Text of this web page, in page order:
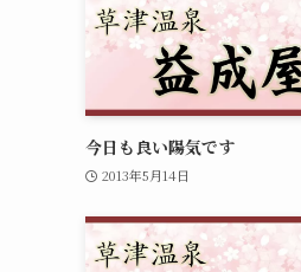
今日も良い陽気です
2013年5月14日